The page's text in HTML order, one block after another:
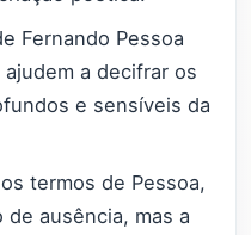
Fernando Pessoa
a decifrar os
e sensíveis da
termos de Pessoa,
de ausência, mas a